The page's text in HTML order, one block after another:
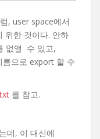
, user space에서
위한 것이다. 안하
없앨 수 있고,
름으로 export 할 수
를 참고.
데, 이 대신에